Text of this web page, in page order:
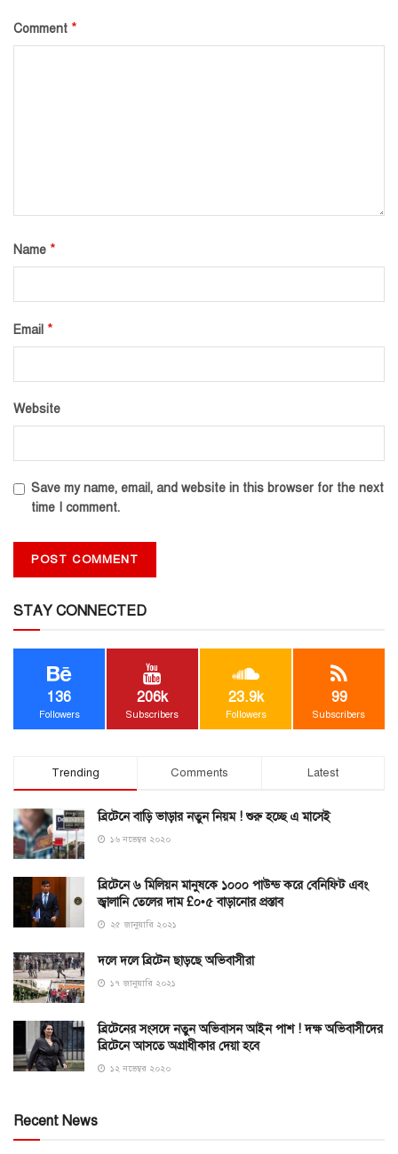
Comment *
Name *
Email *
Website
Save my name, email, and website in this browser for the next
time I comment.
STAY CONNECTED
136
Followers
206k
Subscribers
23.9k
Followers
99
Subscribers
Trending Comments Latest
ব্রিটেনে বাড়ি ভাড়ার নতুন নিয়ম ! শুরু হচ্ছে এ মাসেই
১৬ নভেম্বর ২০২০
ব্রিটেনে ৬ মিলিয়ন মানুষকে ১০০০ পাউন্ড করে বেনিফিট এবং
জ্বালানি তেলের দাম £০•৫ বাড়ানোর প্রস্তাব
২৫ জানুয়ারি ২০২১
দলে দলে ব্রিটেন ছাড়ছে অভিবাসীরা
১৭ জানুয়ারি ২০২১
ব্রিটেনের সংসদে নতুন অভিবাসন আইন পাশ ! দক্ষ অভিবাসীদের
ব্রিটেনে আসতে অগ্রাধীকার দেয়া হবে
১২ নভেম্বর ২০২০
Recent News